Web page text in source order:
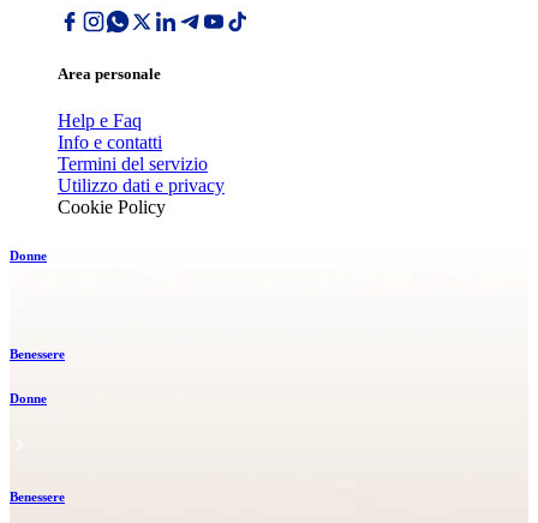
Area personale
Help e Faq
Info e contatti
Termini del servizio
Utilizzo dati e privacy
Cookie Policy
Donne
Benessere
Donne
Benessere